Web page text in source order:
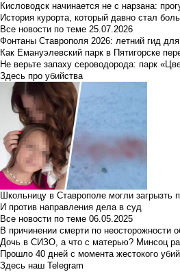
Кисловодск начинается не с нарзана:
История курорта, который давно стал
Все новости по теме 25.07.2026
Фонтаны Ставрополя 2026: летний гид
Как Емануэлевский парк в Пятигорске
Не верьте запаху сероводорода: парк
Здесь про убийства
Школьницу в Ставрополе могли загрызть
И против направления дела в суд
Все новости по теме 06.05.2025
В причинении смерти по неосторожности
Дочь в СИЗО, а что с матерью? Минсоц
Прошло 40 дней с момента жестокого
Здесь наш Telegram